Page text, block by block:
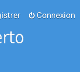
Connexion